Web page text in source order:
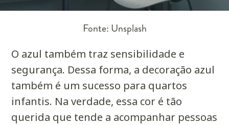
Fonte: Unsplash
O azul também traz sensibilidade e
segurança. Dessa forma, a decoração azul
também é um sucesso para quartos
infantis. Na verdade, essa cor é tão
querida que tende a acompanhar pessoas